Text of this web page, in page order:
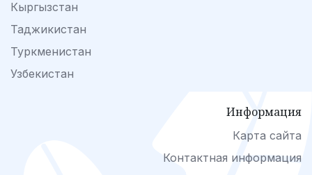
Кыргызстан
Таджикистан
Туркменистан
Узбекистан
Информация
Карта сайта
Контактная информация